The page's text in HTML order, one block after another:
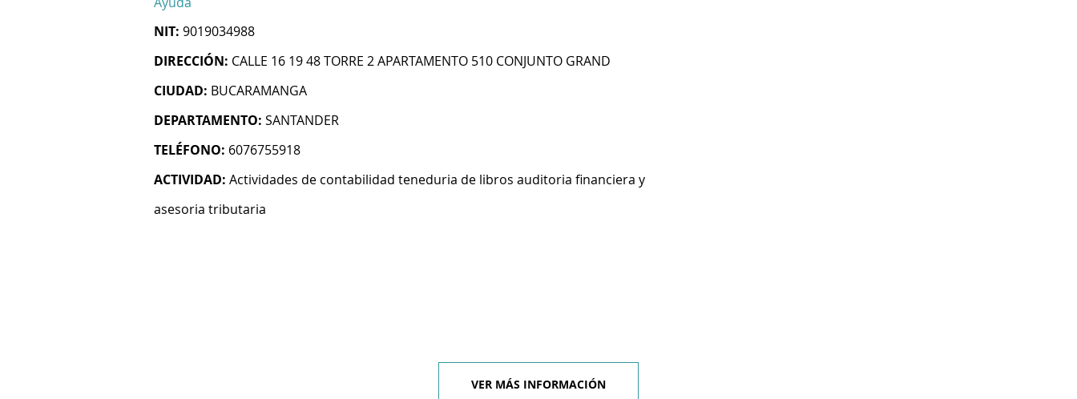
NIT: 9019034988
DIRECCIÓN: CALLE 16 19 48 TORRE 2 APARTAMENTO 510 CONJUNTO GRAND
CIUDAD: BUCARAMANGA
DEPARTAMENTO: SANTANDER
TELÉFONO: 6076755918
ACTIVIDAD: Actividades de contabilidad teneduria de libros auditoria financiera y
asesoria tributaria
VER MÁS INFORMACIÓN